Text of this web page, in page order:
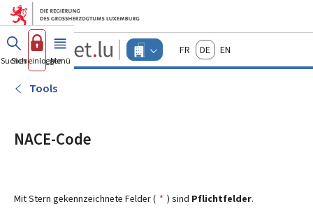
Zum Hauptmenü
Zum Inhalt
Guichet.lu
Changer
d'espace
FrançaisDeutschEnglish
Suchen
Sich einloggen
Menü Haupt-
Tools
NACE-Code
Mit Stern gekennzeichnete Felder ( * ) sind Pflichtfelder.